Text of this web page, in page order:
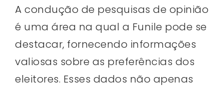
A condução de pesquisas de opinião
é uma área na qual a Funile pode se
destacar, fornecendo informações
valiosas sobre as preferências dos
eleitores. Esses dados não apenas